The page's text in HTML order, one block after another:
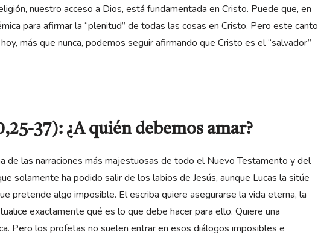
nuestro acceso a Dios, está fundamentada en Cristo. Puede que, en
para afirmar la “plenitud” de todas las cosas en Cristo. Pero este canto
más que nunca, podemos seguir afirmando que Cristo es el “salvador”
37): ¿A quién debemos amar?
de las narraciones más majestuosas de todo el Nuevo Testamento y del
solamente ha podido salir de los labios de Jesús, aunque Lucas la sitúe
pretende algo imposible. El escriba quiere asegurarse la vida eterna, la
exactamente qué es lo que debe hacer para ello. Quiere una
Pero los profetas no suelen entrar en esos diálogos imposibles e